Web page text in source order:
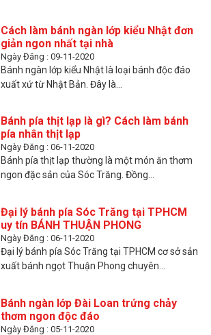
Cách làm bánh ngàn lớp kiểu Nhật đơn
giản ngon nhất tại nhà
Ngày Đăng : 09-11-2020
Bánh ngàn lớp kiểu Nhật là loại bánh độc đáo
xuất xứ từ Nhật Bản. Đây là...
Bánh pía thịt lạp là gì? Cách làm bánh
pía nhân thịt lạp
Ngày Đăng : 06-11-2020
Bánh pía thịt lạp thường là một món ăn thơm
ngon đặc sản của Sóc Trăng. Đồng...
Đại lý bánh pía Sóc Trăng tại TPHCM
uy tín BÁNH THUẬN PHONG
Ngày Đăng : 06-11-2020
Đại lý bánh pía Sóc Trăng tại TPHCM cơ sở sản
xuất bánh ngọt Thuận Phong chuyên...
Bánh ngàn lớp Đài Loan trứng chảy
thơm ngon độc đáo
Ngày Đăng : 05-11-2020